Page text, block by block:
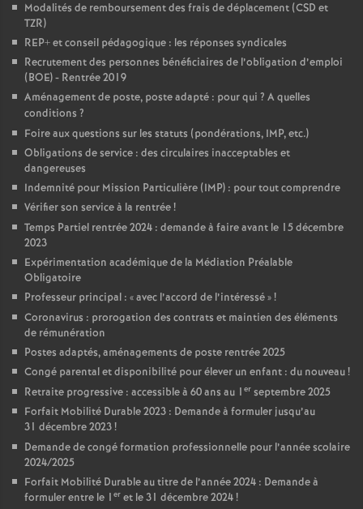
Modalités de remboursement des frais de déplacement (CSD et
TZR)
REP+ et conseil pédagogique : les réponses syndicales
Recrutement des personnes bénéficiaires de l’obligation d’emploi
(BOE) - Rentrée 2019
Aménagement de poste, poste adapté : pour qui ? A quelles
conditions ?
Foire aux questions sur les statuts (pondérations, IMP, etc.)
Obligations de service : des circulaires inacceptables et
dangereuses
Indemnité pour Mission Particulière (IMP) : pour tout comprendre
Vérifier son service à la rentrée!
Temps Partiel rentrée 2024 : demande à faire avant le 15 décembre
2023
Expérimentation académique de la Médiation Préalable
Obligatoire
Professeur principal : «avec l’accord de l’intéressé»!
Coronavirus : prorogation des contrats et maintien des éléments
de rémunération
Postes adaptés, aménagements de poste rentrée 2025
Congé parental et disponibilité pour élever un enfant : du nouveau!
Retraite progressive : accessible à 60 ans au 1 er septembre 2025
Forfait Mobilité Durable 2023 : Demande à formuler jusqu’au
31 décembre 2023!
Demande de congé formation professionnelle pour l’année scolaire
2024/2025
Forfait Mobilité Durable au titre de l’année 2024 : Demande à
formuler entre le 1 er et le 31 décembre 2024!